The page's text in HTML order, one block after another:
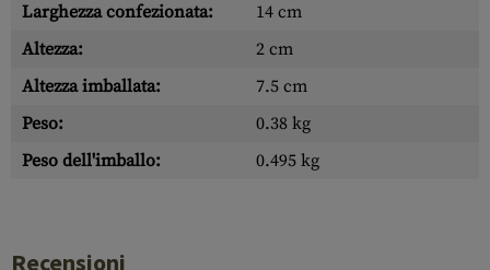
Larghezza confezionata:
14 cm
Altezza:
2 cm
Altezza imballata:
7.5 cm
Peso:
0.38 kg
Peso dell'imballo:
0.495 kg
Recensioni